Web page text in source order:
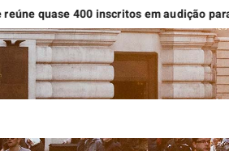
400 inscritos em audição para